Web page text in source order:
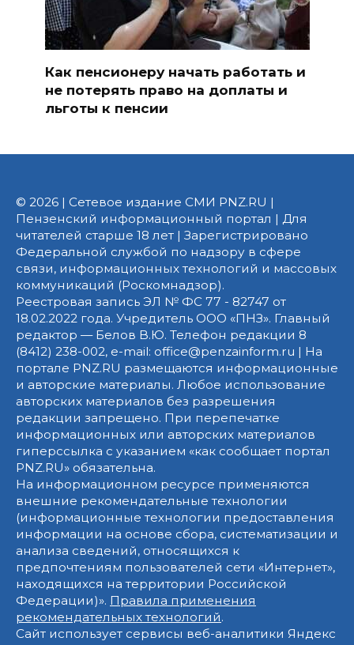
Как пенсионеру начать работать и
не потерять право на доплаты и
льготы к пенсии
© 2026 | Сетевое издание СМИ PNZ.RU |
Пензенский информационный портал | Для
читателей старше 18 лет | Зарегистрировано
Федеральной службой по надзору в сфере
связи, информационных технологий и массовых
коммуникаций (Роскомнадзор).
Реестровая запись ЭЛ № ФС 77 - 82747 от
18.02.2022 года. Учредитель ООО «ПНЗ». Главный
редактор — Белов В.Ю. Телефон редакции 8
(8412) 238-002, e-mail: office@penzainform.ru | На
портале PNZ.RU размещаются информационные
и авторские материалы. Любое использование
авторских материалов без разрешения
редакции запрещено. При перепечатке
информационных или авторских материалов
гиперссылка с указанием «как сообщает портал
PNZ.RU» обязательна.
На информационном ресурсе применяются
внешние рекомендательные технологии
(информационные технологии предоставления
информации на основе сбора, систематизации и
анализа сведений, относящихся к
предпочтениям пользователей сети «Интернет»,
находящихся на территории Российской
Федерации)». Правила применения
рекомендательных технологий.
Сайт использует сервисы веб-аналитики Яндекс